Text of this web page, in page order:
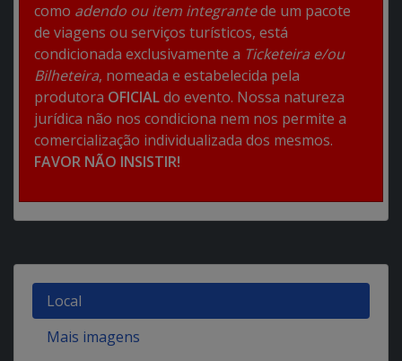
como adendo ou item integrantede um pacote
de viagens ou serviços turísticos, está
condicionada exclusivamente a Ticketeira e/ou
Bilheteira, nomeada e estabelecida pela
produtora OFICIALdo evento. Nossa natureza
jurídica não nos condiciona nem nos permite a
comercialização individualizada dos mesmos.
FAVOR NÃO INSISTIR!
Local
Mais imagens